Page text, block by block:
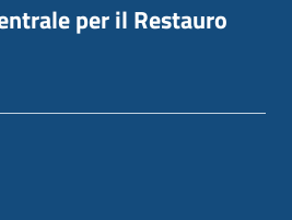
per il Restauro